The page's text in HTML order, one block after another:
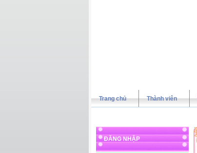
Trang chủ Thành viên
ĐĂNG NHẬP